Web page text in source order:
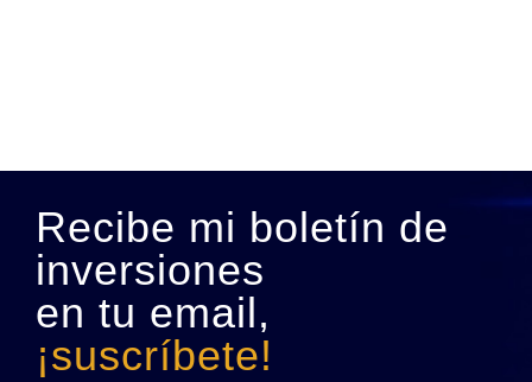
Recibe mi boletín de
inversiones
en tu email,
¡suscríbete!